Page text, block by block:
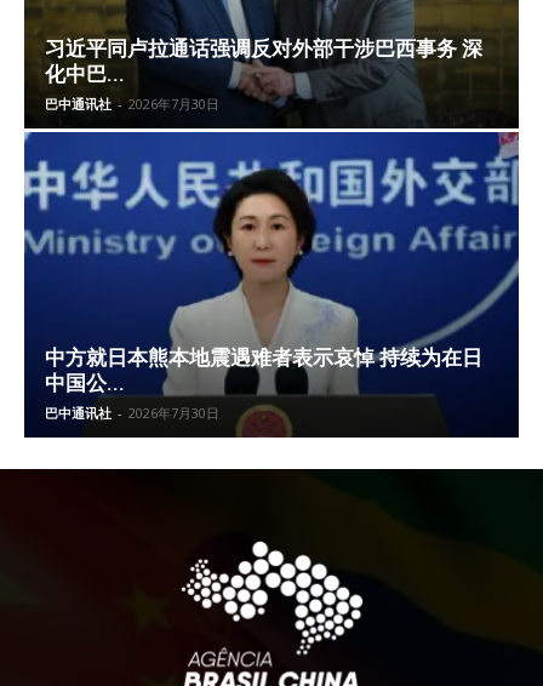
习近平同卢拉通话强调反对外部干涉巴西事务 深
化中巴...
巴中通讯社 - 2026年7月30日
中方就日本熊本地震遇难者表示哀悼 持续为在日
中国公...
巴中通讯社 - 2026年7月30日